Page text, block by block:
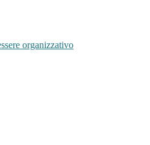
organizzativo